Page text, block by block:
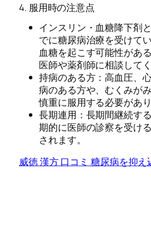
4. 服用時の注意点
インスリン・血糖降下剤
でに糖尿病治療を受けて
血糖を起こす可能性があ
医師や薬剤師に相談してく
持病のある方：高血圧、
病のある方や、むくみが
慎重に服用する必要があり
長期連用：長期間継続す
期的に医師の診察を受け
されます。
威徳 漢方 口コミ 糖尿病を抑え